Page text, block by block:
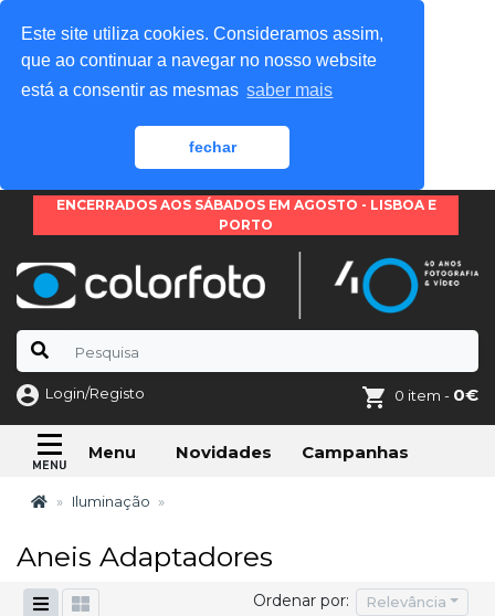
Este site utiliza cookies. Consideramos assim,
que ao continuar a navegar no nosso website
está a consentir as mesmas saber mais
fechar
ENCERRADOS AOS SÁBADOS EM AGOSTO - LISBOA E
PORTO
Login/Registo 0 item - 0€
Menu Novidades Campanhas
Iluminação
Aneis Adaptadores
Ordenar por: Relevância